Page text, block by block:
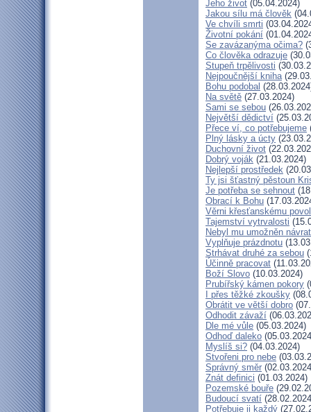
Jeho život (05.04.2024)
Jakou sílu má člověk
Ve chvíli smrti
Životní pokání
Se zavázanýma očima?
Co člověka odrazuje
Stupeň trpělivosti
Nejpoučnější kniha
Bohu podobal
Na světě (27.03.2024)
Sami se sebou
Největší dědictví
Přece ví, co potřebujeme
Plný lásky a úcty
Duchovní život
Dobrý voják (21.03.2024)
Nejlepší prostředek
Ty jsi šťastný pěstoun
Je potřeba se sehnout
Obrací k Bohu
Věrni křesťanskému
Tajemství vytrvalosti
Nebyl mu umožněn návrat
Vyplňuje prázdnotu
Strhávat druhé za sebou
Účinně pracovat
Boží Slovo (10.03.2024)
Prubířský kámen pokory
I přes těžké zkoušky
Obrátit ve větší dobro
Odhodit závaží
Dle mé vůle (05.03.2024)
Odhoď daleko
Myslíš si? (04.03.2024)
Stvořeni pro nebe
Správný směr
Znát definici (01.03.2024)
Pozemské bouře
Budoucí svatí
Potřebuje ji každý